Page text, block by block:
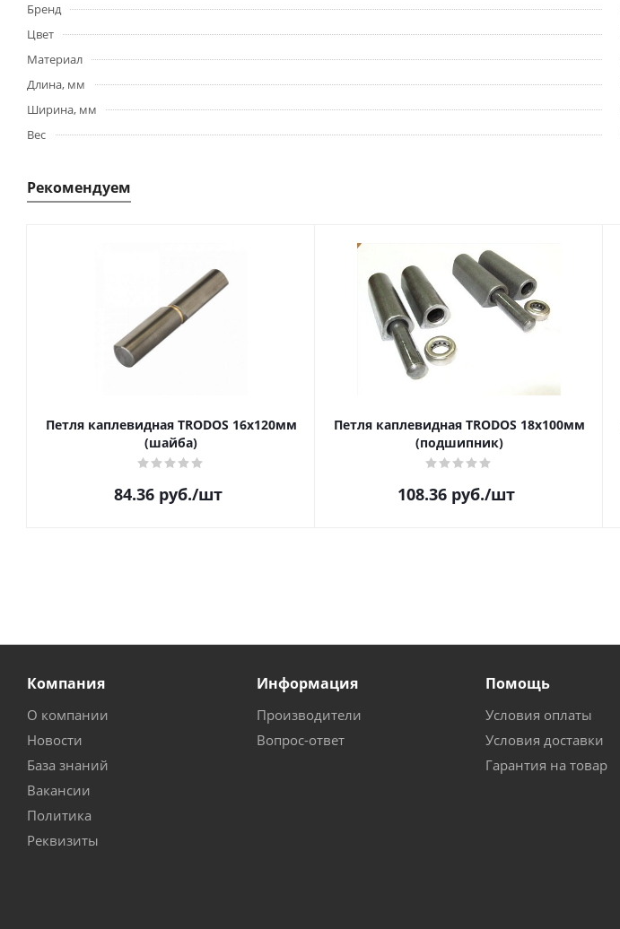
Бренд
Цвет
Материал
Длина, мм
Ширина, мм
Вес
Рекомендуем
Петля каплевидная TRODOS 16х120мм
(шайба)
84.36руб./шт
Петля каплевидная TRODOS 18х100мм
(подшипник)
108.36руб./шт
Компания
О компании
Новости
База знаний
Вакансии
Политика
Реквизиты
Информация
Производители
Вопрос-ответ
Помощь
Условия оплаты
Условия доставки
Гарантия на товар